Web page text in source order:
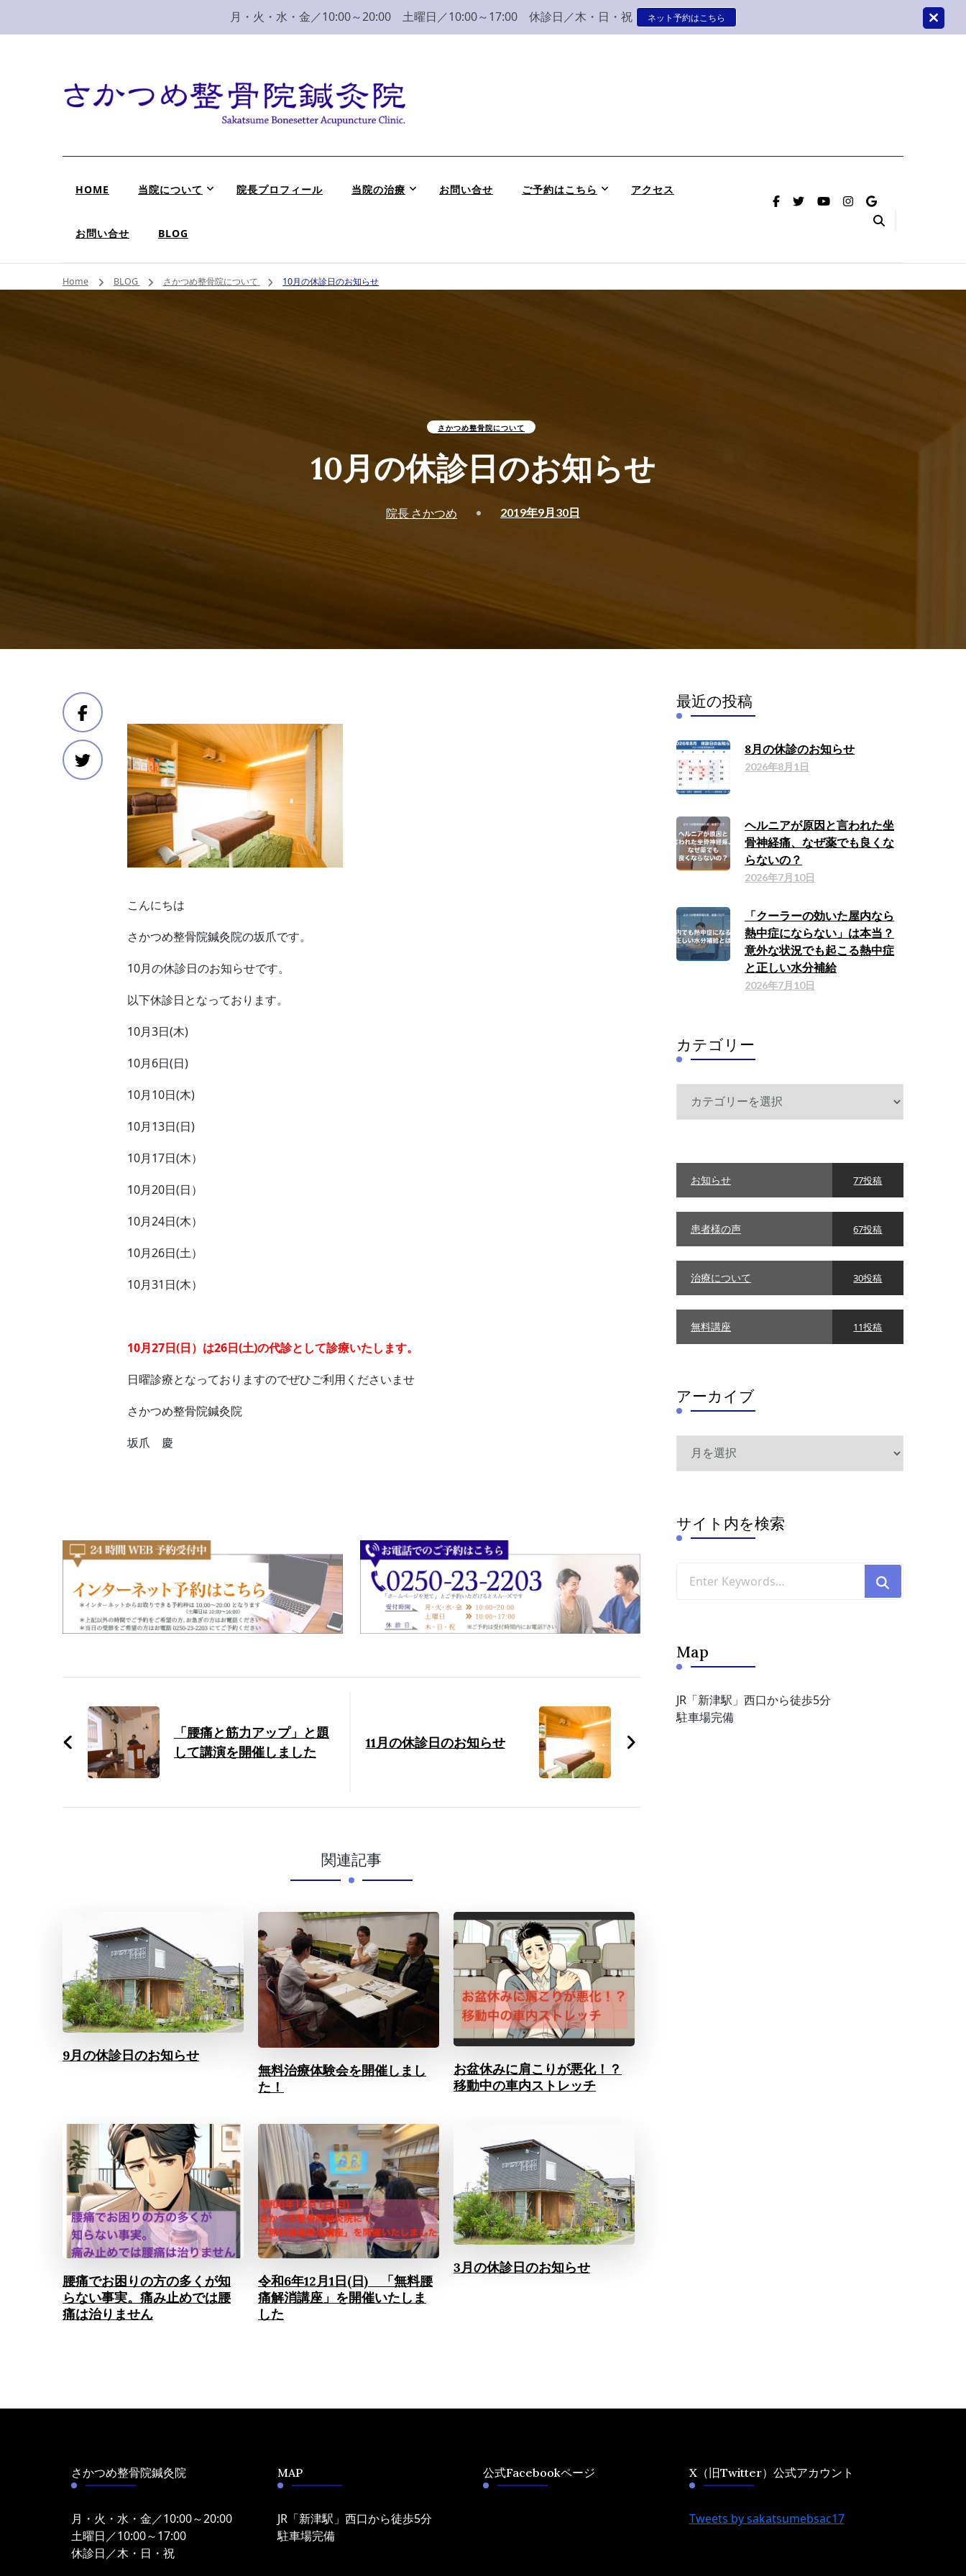
月・火・水・金／10:00～20:00 土曜日／10:00～17:00 休診日／木・日・祝 ネット予約はこちら
HOME 当院について 院長プロフィール 当院の治療
ニア）
お問い合せ ご予約はこちら アクセス
お問い合せ BLOG
Home BLOG さかつめ整骨院について 10月の休診日のお知らせ
さかつめ整骨院について
10月の休診日のお知らせ
院長 さかつめ 2019年9月30日
こんにちは
さかつめ整骨院鍼灸院の坂爪です。
10月の休診日のお知らせです。
以下休診日となっております。
10月3日(木)
10月6日(日)
10月10日(木)
10月13日(日)
10月17日(木）
10月20日(日）
10月24日(木）
10月26日(土）
10月31日(木）
10月27日(日）は26日(土)の代診として診療いたします。
日曜診療となっておりますのでぜひご利用くださいませ
さかつめ整骨院鍼灸院
坂爪 慶
Navigation
「腰痛と筋力アップ」と題
して講演を開催しました
11月の休診日のお知らせ
関連記事
9月の休診日のお知らせ
無料治療体験会を開催しまし
た！
お盆休みに肩こりが悪化！？
移動中の車内ストレッチ
腰痛でお困りの方の多くが知
らない事実。痛み止めでは腰
痛は治りません
令和6年12月1日(日) 「無料腰
痛解消講座」を開催いたしま
した
3月の休診日のお知らせ
最近の投稿
8月の休診のお知らせ
2026年8月1日
ヘルニアが原因と言われた坐
骨神経痛、なぜ薬でも良くな
らないの？
2026年7月10日
「クーラーの効いた屋内なら
熱中症にならない」は本当？
意外な状況でも起こる熱中症
と正しい水分補給
2026年7月10日
カテゴリー
ー
お知らせ 77投稿
患者様の声 67投稿
治療について 30投稿
無料講座 11投稿
アーカイブ
サイト内を検索
for
Map
JR「新津駅」西口から徒歩5分
駐車場完備
さかつめ整骨院鍼灸院
月・火・水・金／10:00～20:00
土曜日／10:00～17:00
休診日／木・日・祝
MAP
JR「新津駅」西口から徒歩5分
駐車場完備
公式Facebookページ X（旧Twitter）公式アカウント
Tweets by sakatsumebsac17